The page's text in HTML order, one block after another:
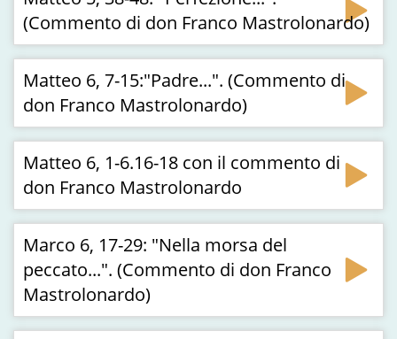
(Commento di don Franco Mastrolonardo)
Matteo 6, 7-15:"Padre...". (Commento di
don Franco Mastrolonardo)
Matteo 6, 1-6.16-18 con il commento di
don Franco Mastrolonardo
Marco 6, 17-29: "Nella morsa del
peccato...". (Commento di don Franco
Mastrolonardo)